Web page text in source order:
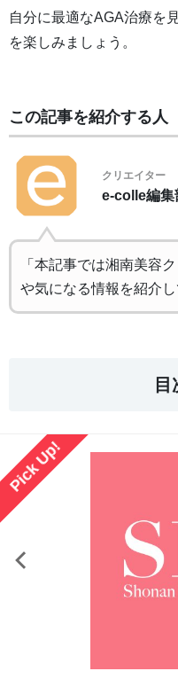
自分に最適なAGA治療を
を楽しみましょう。
この記事を紹介する人
クリエイター
e-colle編集
「本記事では湘南美容
や気になる情報を紹介し
Pick Up!